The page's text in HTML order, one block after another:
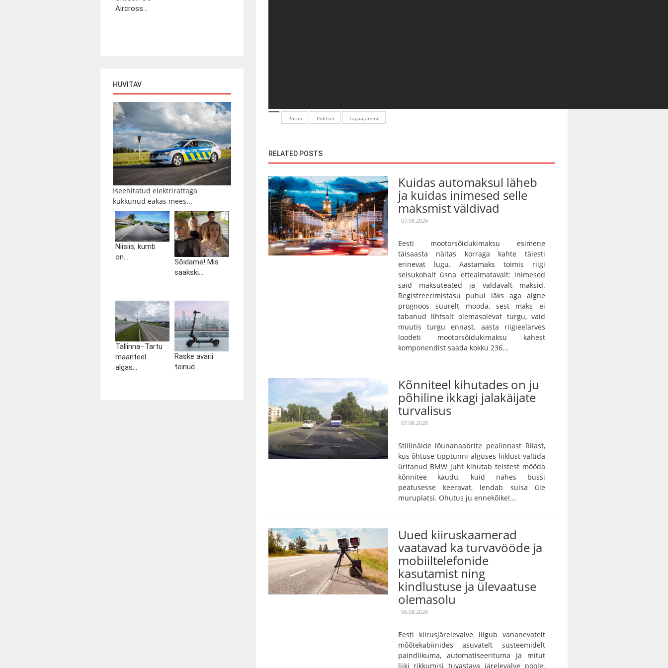
Aircross...
HUVITAV
Iseehitatud elektrirattaga
kukkunud eakas mees...
Niisiis, kumb
on...
Sõidame! Mis
saakski...
Tallinna–Tartu
maanteel
algas...
Raske avarii
teinud...
Pärnu Politsei Tagaajamine
RELATED POSTS
Kuidas automaksul läheb
ja kuidas inimesed selle
maksmist väldivad
07.08.2026
Eesti mootorsõidukimaksu esimene
täisaasta näitas korraga kahte täiesti
erinevat lugu. Aastamaks toimis riigi
seisukohalt üsna etteaimatavalt: inimesed
said maksuteated ja valdavalt maksid.
Registreerimistasu puhul läks aga algne
prognoos suurelt mööda, sest maks ei
tabanud lihtsalt olemasolevat turgu, vaid
muutis turgu ennast. aasta riigieelarves
loodeti mootorsõidukimaksu kahest
komponendist saada kokku 236...
Kõnniteel kihutades on ju
põhiline ikkagi jalakäijate
turvalisus
07.08.2026
Stiilinäide lõunanaabrite pealinnast Riiast,
kus õhtuse tipptunni alguses liiklust vältida
üritanud BMW juht kihutab teistest mööda
kõnnitee kaudu, kuid nähes bussi
peatusesse keeravat, lendab suisa üle
muruplatsi. Ohutus ju ennekõike!...
Uued kiiruskaamerad
vaatavad ka turvavööde ja
mobiiltelefonide
kasutamist ning
kindlustuse ja ülevaatuse
olemasolu
06.08.2026
Eesti kiirusjärelevalve liigub vananevatelt
mõõtekabiinides asuvatelt süsteemidelt
paindlikuma, automatiseerituma ja mitut
liiki rikkumisi tuvastava järelevalve poole.